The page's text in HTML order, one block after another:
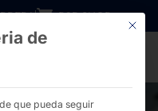
B2B SHOP
para
Este
de
que pueda seguir